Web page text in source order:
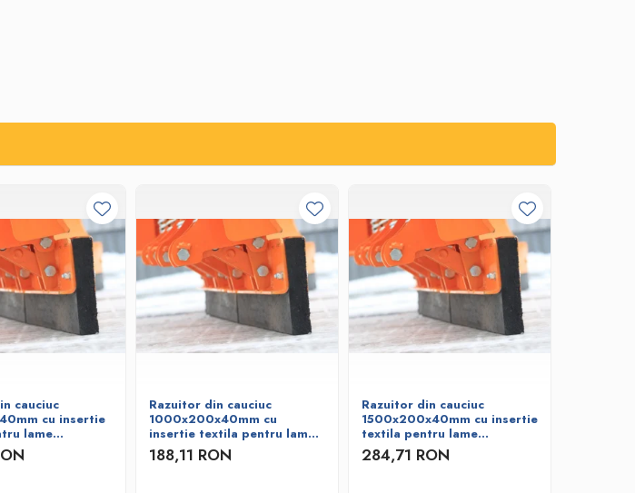
cauciuc
cu insertie
lame
Razuitor din cauciuc
1000x200x40mm cu
insertie textila pentru lame
deszapezire
188,11 RON
Razuitor din cauciuc
1500x200x40mm cu insertie
textila pentru lame
deszapezire
284,71 RON